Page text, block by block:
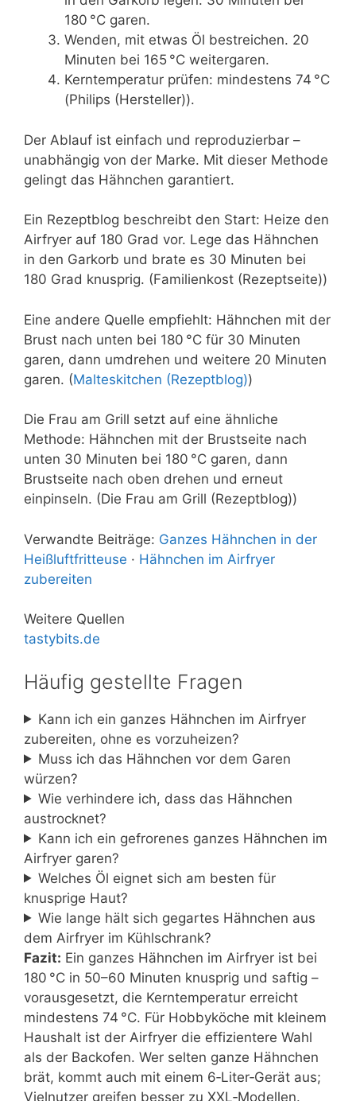
180 °C garen.
Wenden, mit etwas Öl bestreichen. 20
Minuten bei 165 °C weitergaren.
Kerntemperatur prüfen: mindestens 74 °C
(Philips (Hersteller)).
Der Ablauf ist einfach und reproduzierbar –
unabhängig von der Marke. Mit dieser Methode
gelingt das Hähnchen garantiert.
Ein Rezeptblog beschreibt den Start: Heize den
Airfryer auf 180 Grad vor. Lege das Hähnchen
in den Garkorb und brate es 30 Minuten bei
180 Grad knusprig. (Familienkost (Rezeptseite))
Eine andere Quelle empfiehlt: Hähnchen mit der
Brust nach unten bei 180 °C für 30 Minuten
garen, dann umdrehen und weitere 20 Minuten
garen. (Malteskitchen (Rezeptblog))
Die Frau am Grill setzt auf eine ähnliche
Methode: Hähnchen mit der Brustseite nach
unten 30 Minuten bei 180 °C garen, dann
Brustseite nach oben drehen und erneut
einpinseln. (Die Frau am Grill (Rezeptblog))
Verwandte Beiträge: Ganzes Hähnchen in der
Heißluftfritteuse · Hähnchen im Airfryer
zubereiten
Weitere Quellen
tastybits.de
Häufig gestellte Fragen
Kann ich ein ganzes Hähnchen im Airfryer
zubereiten, ohne es vorzuheizen?
Muss ich das Hähnchen vor dem Garen
würzen?
Wie verhindere ich, dass das Hähnchen
austrocknet?
Kann ich ein gefrorenes ganzes Hähnchen im
Airfryer garen?
Welches Öl eignet sich am besten für
knusprige Haut?
Wie lange hält sich gegartes Hähnchen aus
dem Airfryer im Kühlschrank?
Fazit: Ein ganzes Hähnchen im Airfryer ist bei
180 °C in 50–60 Minuten knusprig und saftig –
vorausgesetzt, die Kerntemperatur erreicht
mindestens 74 °C. Für Hobbyköche mit kleinem
Haushalt ist der Airfryer die effizientere Wahl
als der Backofen. Wer selten ganze Hähnchen
brät, kommt auch mit einem 6‑Liter‑Gerät aus;
Vielnutzer greifen besser zu XXL‑Modellen.